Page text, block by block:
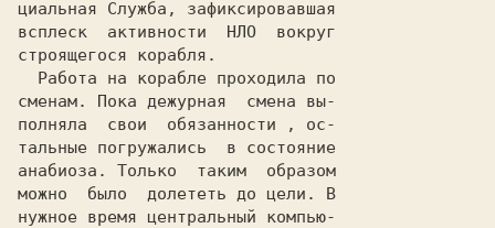
циальная Служба, зафиксировавшая
всплеск  активности  НЛО  вокруг
строящегося корабля.
сменам. Пока дежурная  смена вы-
полняла  свои  обязанности , ос-
тальные погружались  в состояние
анабиоза. Только  таким  образом
можно  было  долететь до цели. В
нужное время центральный компью-